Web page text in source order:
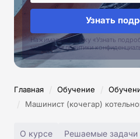
Узнать
Нажимая на кнопку «Узнать
условиями политики
Главная / Обучение /
/ Машинист (кочегар)
О курсе Решаемые задачи